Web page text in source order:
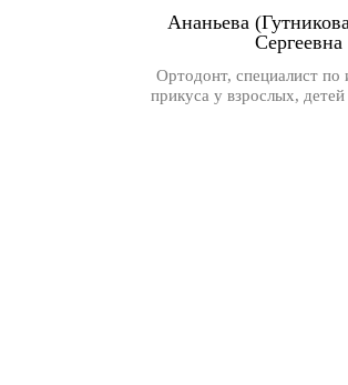
Ананьева
Сергеевна
Ортодонт, специалист по
прикуса у взрослых,